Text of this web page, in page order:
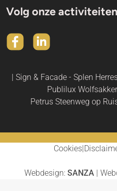
Volg onze activiteiten
| Sign & Facade - Splen
Publilux
Petrus Steenweg op
Cookies
Webdesign: SANZA |